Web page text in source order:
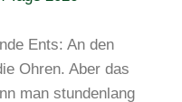
Ents: An den
Ohren. Aber das
man stundenlang